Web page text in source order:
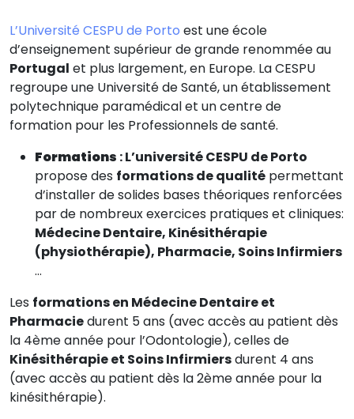
L’Université CESPU de Porto est une école
d’enseignement supérieur de grande renommée au
Portugal et plus largement, en Europe. La CESPU
regroupe une Université de Santé, un établissement
polytechnique paramédical et un centre de
formation pour les Professionnels de santé.
Formations : L’université CESPU de Porto
propose des formations de qualité permettant
d’installer de solides bases théoriques renforcées
par de nombreux exercices pratiques et cliniques:
Médecine Dentaire, Kinésithérapie
(physiothérapie), Pharmacie, Soins Infirmiers
…
Les formations en Médecine Dentaire et
Pharmaciedurent 5 ans (avec accès au patient dès
la 4ème année pour l’Odontologie), celles de
Kinésithérapie et Soins Infirmiersdurent 4 ans
(avec accès au patient dès la 2ème année pour la
kinésithérapie).